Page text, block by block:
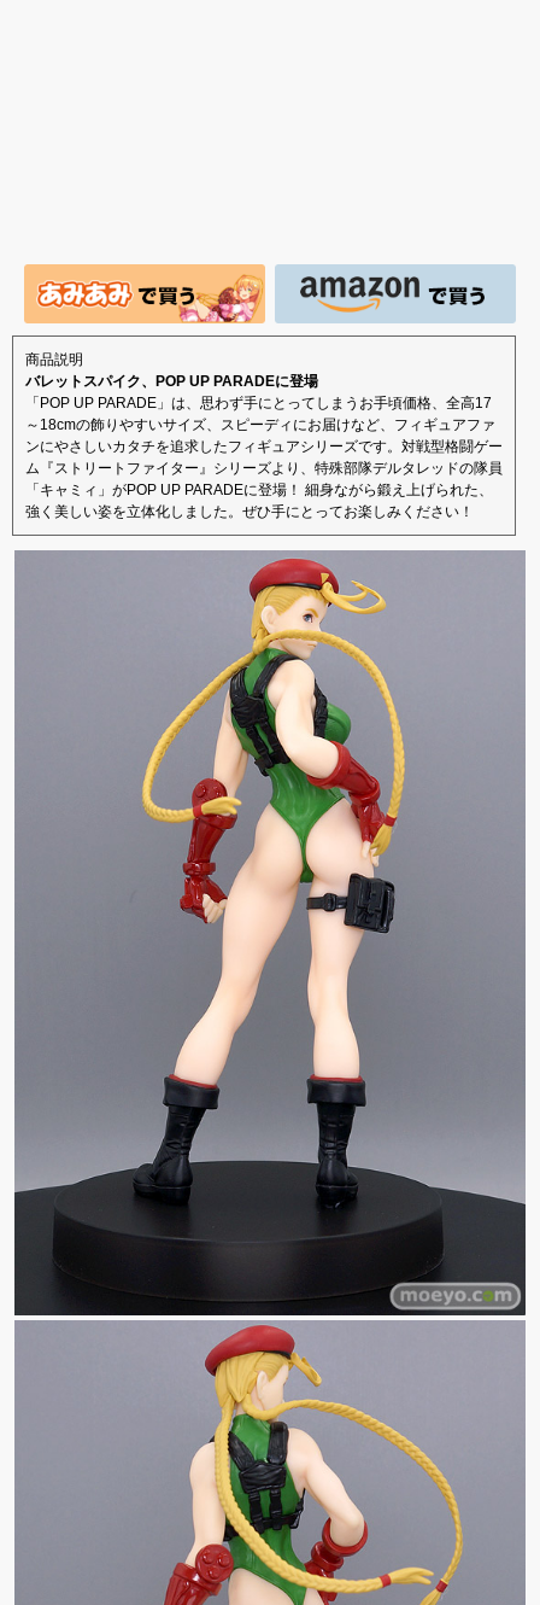
商品説明
バレットスパイク、POP UP PARADEに登場
「POP UP PARADE」は、思わず手にとってしまうお手頃価格、全高17
～18cmの飾りやすいサイズ、スピーディにお届けなど、フィギュアファ
ンにやさしいカタチを追求したフィギュアシリーズです。対戦型格闘ゲー
ム『ストリートファイター』シリーズより、特殊部隊デルタレッドの隊員
「キャミィ」がPOP UP PARADEに登場！ 細身ながら鍛え上げられた、
強く美しい姿を立体化しました。ぜひ手にとってお楽しみください！